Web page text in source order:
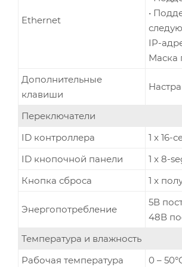
Ethernet
•
IP-
Маска
Дополнительные
клавиши
Переключатели
ID контроллера
1 x 16-
ID кнопочной панели
1 x 8-
Кнопка сброса
1 x
Энергопотребление
5В
48В
Температура и влажность
Рабочая температура
0 –